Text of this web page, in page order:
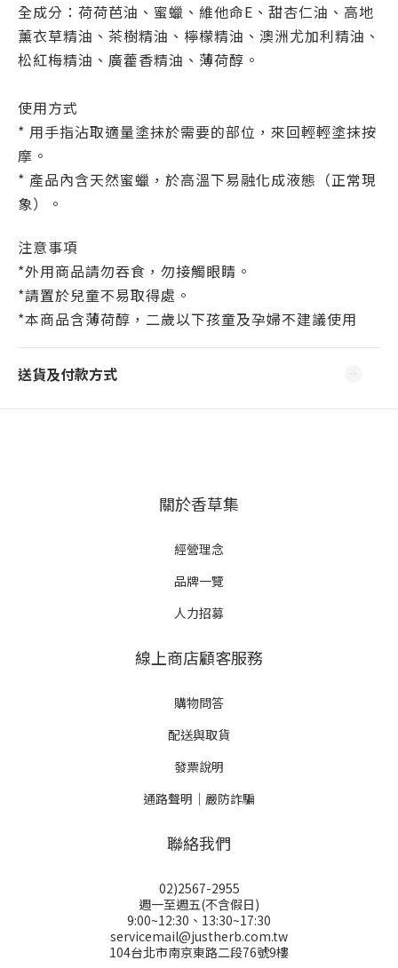
全成分：荷荷芭油、蜜蠟、維他命E、甜杏仁油、高地
薰衣草精油、茶樹精油、檸檬精油、澳洲尤加利精油、
松紅梅精油、廣藿香精油、薄荷醇。
使用方式
* 用手指沾取適量塗抹於需要的部位，來回輕輕塗抹按
摩。
* 產品內含天然蜜蠟，於高溫下易融化成液態（正常現
象）。
注意事項
*外用商品請勿吞食，勿接觸眼睛。
*請置於兒童不易取得處。
*本商品含薄荷醇，二歲以下孩童及孕婦不建議使用
送貨及付款方式
關於香草集
經營理念
品牌一覽
人力招募
線上商店顧客服務
購物問答
配送與取貨
發票說明
通路聲明｜嚴防詐騙
聯絡我們
02)2567-2955
週一至週五(不含假日)
9:00~12:30、13:30~17:30
servicemail@justherb.com.tw
104台北市南京東路二段76號9樓